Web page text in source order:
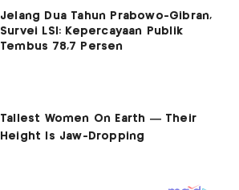
Jelang Dua Tahun Prabowo-Gibran,
Survei LSI: Kepercayaan Publik
Tembus 78,7 Persen